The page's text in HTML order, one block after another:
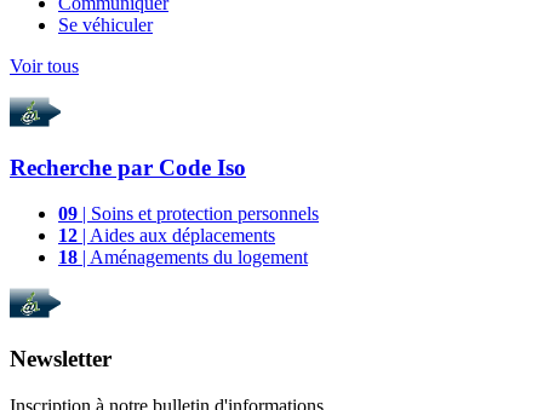
Se véhiculer
Voir tous
Recherche par Code Iso
09 | Soins et protection personnels
12 | Aides aux déplacements
18 | Aménagements du logement
Newsletter
Inscription à notre bulletin d'informations